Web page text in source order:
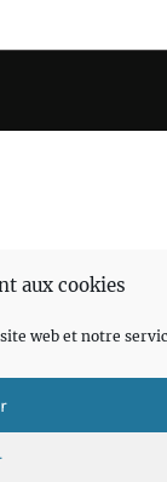
aux cookies
web et notre